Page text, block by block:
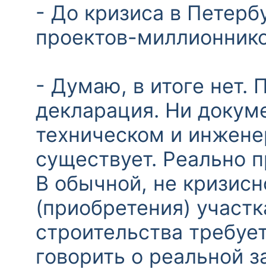
- До кризиса в
проектов-
- Думаю, в итоге нет.
декларация. Ни
техническом и
существует. Реально
В обычной, не
(приобретения)
строительства
говорить о реальной